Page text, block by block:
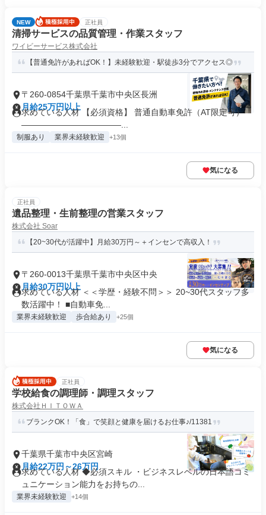
NEW 正社員
清掃サービスの品質管理・作業スタッフ
ワイビーサービス株式会社
【普通免許があればOK！】未経験歓迎・駅徒歩3分でアクセス◎
〒260-0854千葉県千葉市中央区長洲
月給25万円以上
求めている人材 【必須資格】 普通自動車免許（AT限定可）
――――――――――――...
制服あり 業界未経験歓迎 +13個
気になる
正社員
遺品整理・生前整理の営業スタッフ
株式会社 Soar
【20~30代が活躍中】月給30万円～＋インセンで高収入！
〒260-0013千葉県千葉市中央区中央
月給30万円以上
求めている人材 ＜＜学歴・経験不問＞＞ 20~30代スタッフ多
数活躍中！ ■自動車免...
業界未経験歓迎 歩合給あり +25個
気になる
正社員
学校給食の調理師・調理スタッフ
株式会社ＨＩＴＯＷＡ
ブランクOK！「食」で笑顔と健康を届けるお仕事♪/11381
千葉県千葉市中央区宮崎
月給22万円～26万円
求めている人材 ◆必須スキル ・ビジネスレベルの日本語コミ
ュニケーション能力をお持ちの...
業界未経験歓迎 +14個